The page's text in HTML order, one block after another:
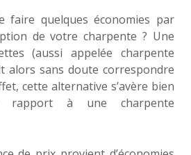
faire quelques économies par
de votre charpente ? Une
(aussi appelée charpente
alors sans doute correspondre
cette alternative s’avère bien
rapport à une charpente